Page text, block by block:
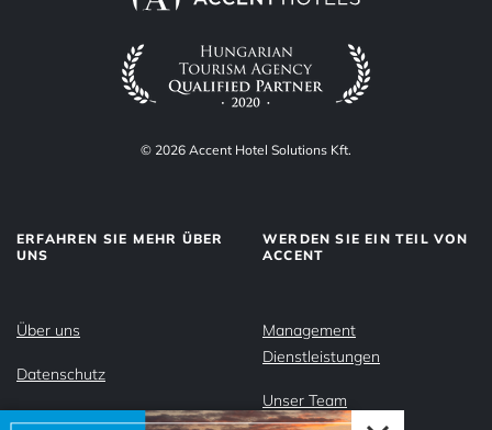
© 2026 Accent Hotel Solutions Kft.
ERFAHREN SIE MEHR ÜBER
UNS
Über uns
Datenschutz
WERDEN SIE EIN TEIL VON
ACCENT
Management
Dienstleistungen
Unser Team